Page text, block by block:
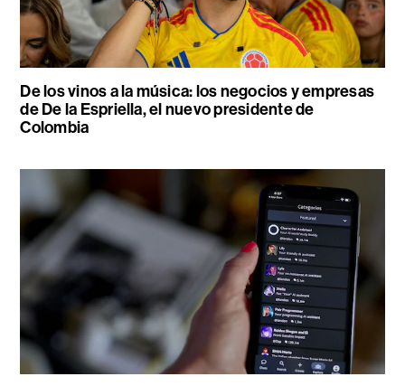
De los vinos a la música: los negocios y empresas
de De la Espriella, el nuevo presidente de
Colombia